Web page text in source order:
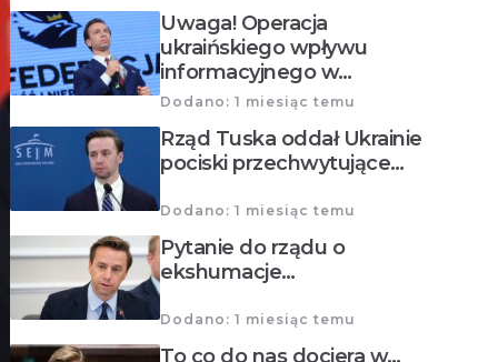
Uwaga! Operacja
ukraińskiego wpływu
informacyjnego w…
Dodano: 1 miesiąc temu
Rząd Tuska oddał Ukrainie
pociski przechwytujące…
Dodano: 1 miesiąc temu
Pytanie do rządu o
ekshumacje…
Dodano: 1 miesiąc temu
To co do nas dociera w…